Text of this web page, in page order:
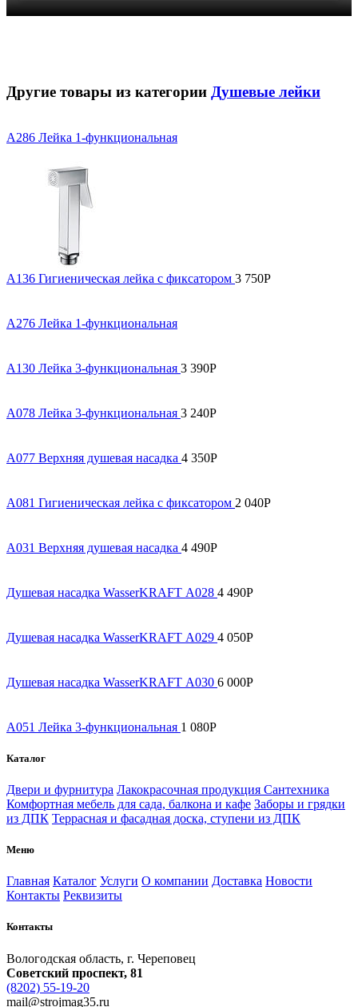
Другие товары из категории Душевые лейки
A286 Лейка 1-функциональная
A136 Гигиеническая лейка с фиксатором 3 750Р
A276 Лейка 1-функциональная
A130 Лейка 3-функциональная 3 390Р
A078 Лейка 3-функциональная 3 240Р
A077 Верхняя душевая насадка 4 350Р
A081 Гигиеническая лейка с фиксатором 2 040Р
A031 Верхняя душевая насадка 4 490Р
Душевая насадка WasserKRAFT А028 4 490Р
Душевая насадка WasserKRAFT А029 4 050Р
Душевая насадка WasserKRAFT А030 6 000Р
A051 Лейка 3-функциональная 1 080Р
Каталог
Двери и фурнитура Лакокрасочная продукция Сантехника
Комфортная мебель для сада, балкона и кафе Заборы и грядки
из ДПК Террасная и фасадная доска, ступени из ДПК
Меню
Главная Каталог Услуги О компании Доставка Новости
Контакты Реквизиты
Контакты
Вологодская область, г. Череповец
Советский проспект, 81
(8202) 55-19-20
mail@strojmag35.ru